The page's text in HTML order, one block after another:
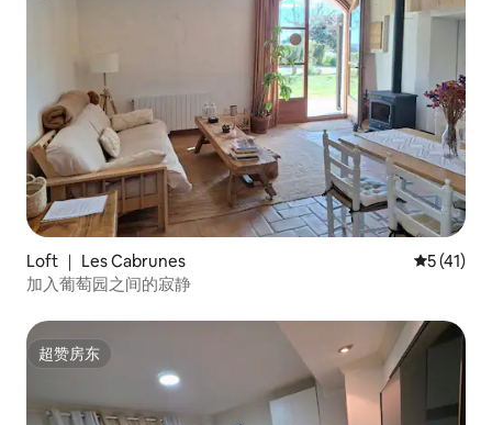
Loft ｜ Les Cabrunes 平均评分
5 (41)
加入葡萄园之间的寂静
超赞房东
超赞房东